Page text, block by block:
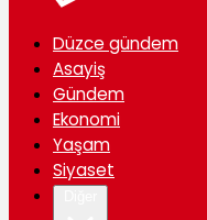
Düzce gündem
Asayiş
Gündem
Ekonomi
Yaşam
Siyaset